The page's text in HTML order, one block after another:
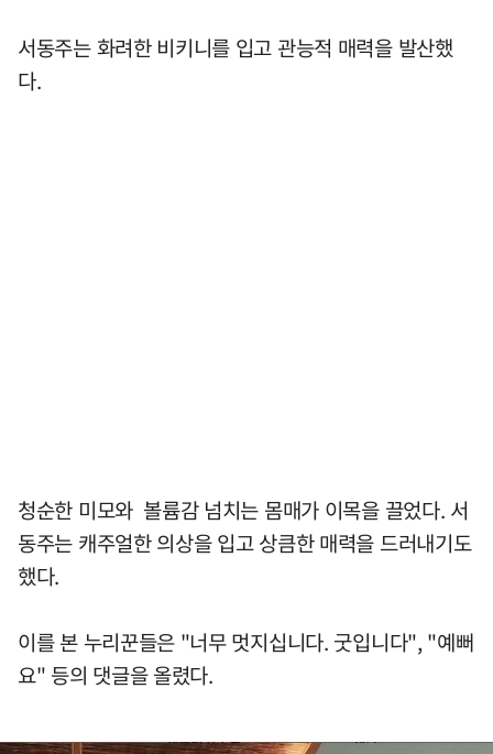
서동주는 화려한 비키니를 입고 관능적 매력을 발산했
다.
청순한 미모와 볼륨감 넘치는 몸매가 이목을 끌었다. 서
동주는 캐주얼한 의상을 입고 상큼한 매력을 드러내기도
했다.
이를 본 누리꾼들은 "너무 멋지십니다. 굿입니다", "예뻐
요" 등의 댓글을 올렸다.